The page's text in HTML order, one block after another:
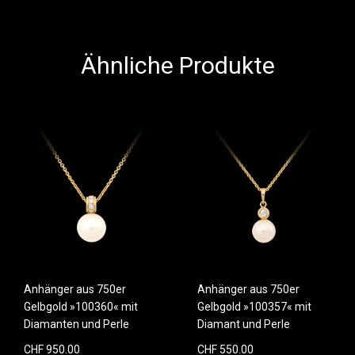
Ähnliche Produkte
Anhänger aus 750er
Gelbgold »100360« mit
Diamanten und Perle
CHF 950.00
Anhänger aus 750er
Gelbgold »100357« mit
Diamant und Perle
CHF 550.00